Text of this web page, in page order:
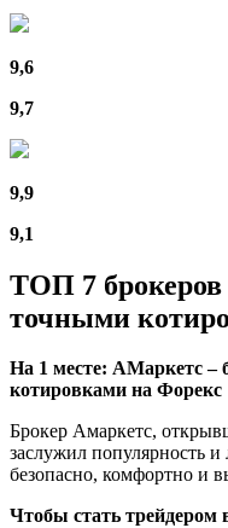
9,6
9,7
9,9
9,1
ТОП 7 брокеров
точными
На 1 месте: АМаркетс
котировками на Форекс
Брокер Амаркетс,
заслужил популярность
безопасно, комфортно и
Чтобы стать трейдером